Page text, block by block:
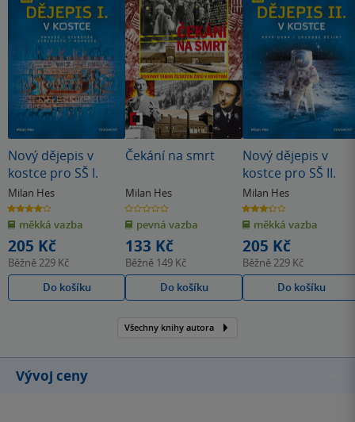
Nový dějepis v
kostce pro SŠ I.
Milan Hes
4.0
z
5
hvězdiček
měkká vazba
205 Kč
Běžně229 Kč
Do košíku
Čekání na smrt
Milan Hes
0.0
z
5
hvězdiček
pevná vazba
133 Kč
Běžně 149 Kč
Do košíku
Nový dějepis v
kostce pro SŠ II.
Milan Hes
3.3
z
5
hvězdiček
měkká vazba
205 Kč
Běžně229 Kč
Do košíku
Všechny knihy autora
Vývoj ceny